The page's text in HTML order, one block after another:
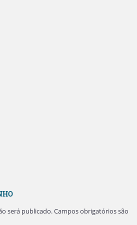
será publicado.Campos obrigatórios são